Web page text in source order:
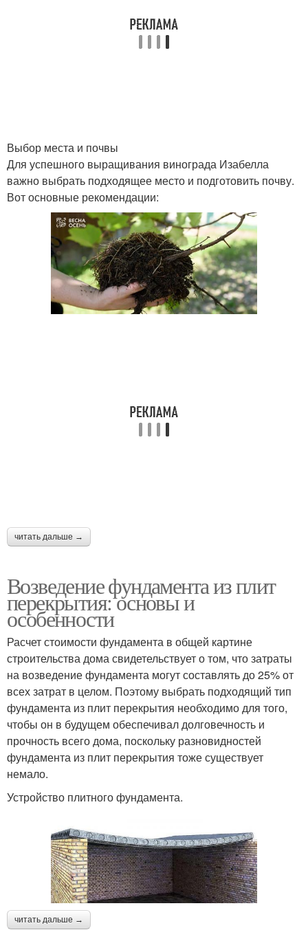
Выбор места и почвы
Для успешного выращивания винограда Изабелла
важно выбрать подходящее место и подготовить почву.
Вот основные рекомендации:
читать дальше →
Возведение фундамента из плит
перекрытия: основы и
особенности
Расчет стоимости фундамента в общей картине
строительства дома свидетельствует о том, что затраты
на возведение фундамента могут составлять до 25% от
всех затрат в целом. Поэтому выбрать подходящий тип
фундамента из плит перекрытия необходимо для того,
чтобы он в будущем обеспечивал долговечность и
прочность всего дома, поскольку разновидностей
фундамента из плит перекрытия тоже существует
немало.
Устройство плитного фундамента.
читать дальше →